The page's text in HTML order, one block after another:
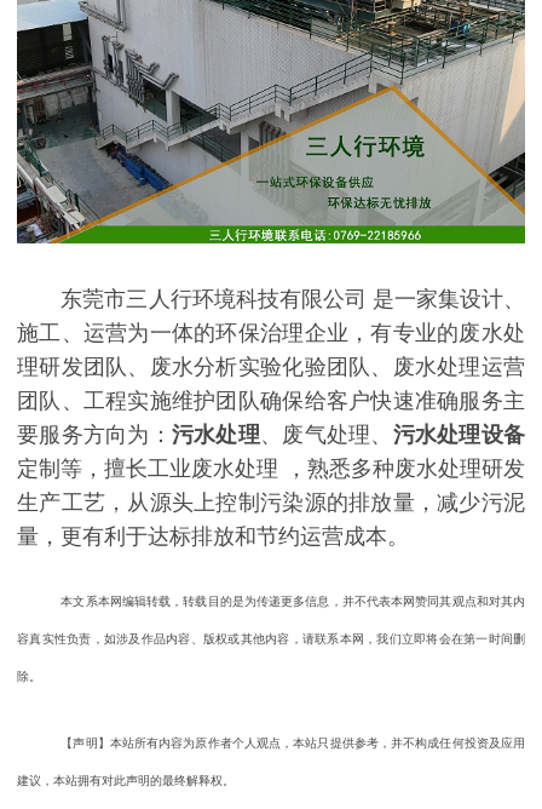
东莞市三人行环境科技有限公司 是一家集设计、
施工、运营为一体的环保治理企业，有专业的废水处
理研发团队、废水分析实验化验团队、废水处理运营
团队、工程实施维护团队确保给客户快速准确服务主
要服务方向为： 污水处理、废气处理、 污水处理设备
定制等，擅长工业废水处理 ，熟悉多种废水处理研发
生产工艺，从源头上控制污染源的排放量，减少污泥
量，更有利于达标排放和节约运营成本。
本文系本网编辑转载，转载目的是为传递更多信息，并不代表本网赞同其观点和对其内
容真实性负责，如涉及作品内容、版权或其他内容，请联系本网，我们立即将会在第一时间删
除。
【声明】本站所有内容为原作者个人观点，本站只提供参考，并不构成任何投资及应用
建议，本站拥有对此声明的最终解释权。